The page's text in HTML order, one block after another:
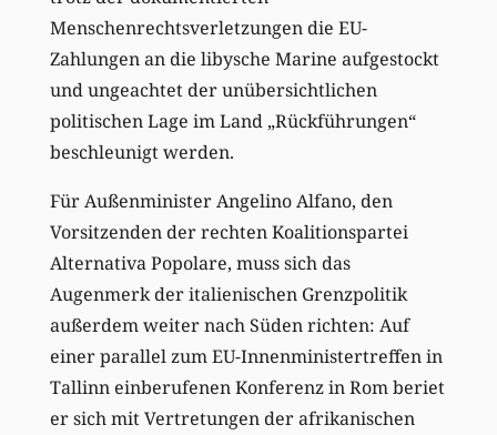
Menschenrechtsverletzungen die EU-
Zahlungen an die libysche Marine aufgestockt
und ungeachtet der unübersichtlichen
politischen Lage im Land „Rückführungen“
beschleunigt werden.
Für Außenminister Angelino Alfano, den
Vorsitzenden der rechten Koalitionspartei
Alternativa Popolare, muss sich das
Augenmerk der italienischen Grenzpolitik
außerdem weiter nach Süden richten: Auf
einer parallel zum EU-Innenministertreffen in
Tallinn einberufenen Konferenz in Rom beriet
er sich mit Vertretungen der afrikanischen